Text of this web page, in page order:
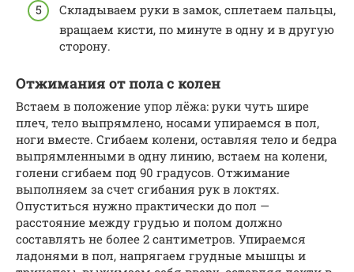
Складываем руки в замок, сплетаем пальцы,
вращаем кисти, по минуте в одну и в другую
сторону.
Отжимания от пола с колен
Встаем в положение упор лёжа: руки чуть шире
плеч, тело выпрямлено, носами упираемся в пол,
ноги вместе. Сгибаем колени, оставляя тело и бедра
выпрямленными в одну линию, встаем на колени,
голени сгибаем под 90 градусов. Отжимание
выполняем за счет сгибания рук в локтях.
Опуститься нужно практически до пол —
расстояние между грудью и полом должно
составлять не более 2 сантиметров. Упираемся
ладонями в пол, напрягаем грудные мышцы и